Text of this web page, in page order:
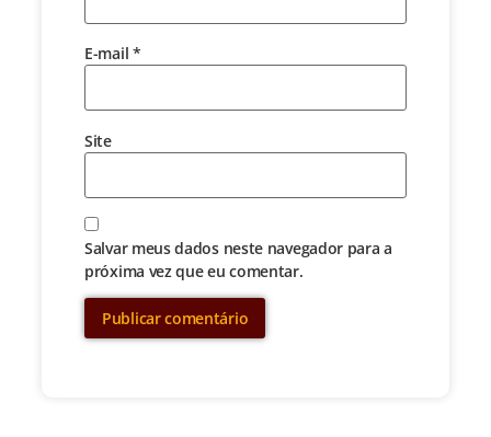
E-mail *
Site
Salvar meus dados neste navegador para a
próxima vez que eu comentar.